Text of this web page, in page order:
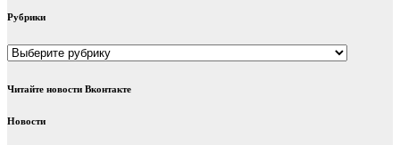
Рубрики
Рубрики
Читайте новости Вконтакте
Новости